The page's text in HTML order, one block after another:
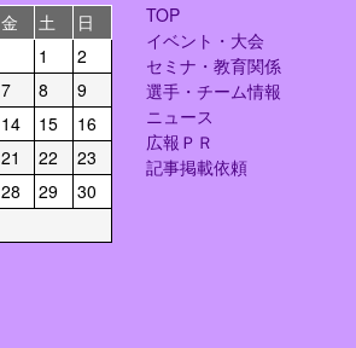
金 土
日
1
2
7 8
9
14 15
16
21 22
23
28 29
30
TOP
イベント・大会
セミナ・教育関係
選手・チーム情報
ニュース
広報ＰＲ
記事掲載依頼